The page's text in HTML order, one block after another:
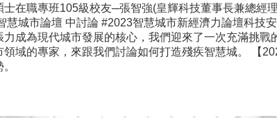
在職專班105級校友─張智強(皇輝科技董事長兼總經理
慧城市論壇 中討論 #2023智慧城市新經濟力論壇科技
成為現代城市發展的核心，我們迎來了一次充滿挑
領域的專家，來跟我們討論如何打造殘疾智慧城。 【